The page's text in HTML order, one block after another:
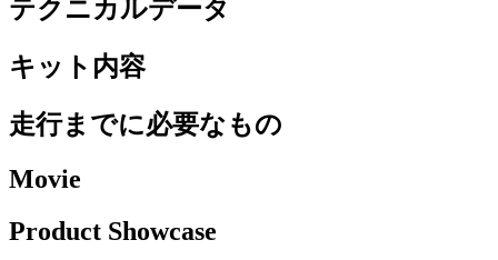
テクニカルデータ
キット内容
走行までに必要なもの
Movie
Product Showcase